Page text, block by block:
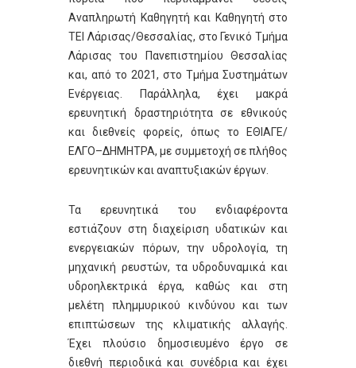
Αναπληρωτή Καθηγητή και Καθηγητή στο
ΤΕΙ Λάρισας/Θεσσαλίας, στο Γενικό Τμήμα
Λάρισας του Πανεπιστημίου Θεσσαλίας
και, από το 2021, στο Τμήμα Συστημάτων
Ενέργειας. Παράλληλα, έχει μακρά
ερευνητική δραστηριότητα σε εθνικούς
και διεθνείς φορείς, όπως το ΕΘΙΑΓΕ/
ΕΛΓΟ–ΔΗΜΗΤΡΑ, με συμμετοχή σε πλήθος
ερευνητικών και αναπτυξιακών έργων.
Τα ερευνητικά του ενδιαφέροντα
εστιάζουν στη διαχείριση υδατικών και
ενεργειακών πόρων, την υδρολογία, τη
μηχανική ρευστών, τα υδροδυναμικά και
υδροηλεκτρικά έργα, καθώς και στη
μελέτη πλημμυρικού κινδύνου και των
επιπτώσεων της κλιματικής αλλαγής.
Έχει πλούσιο δημοσιευμένο έργο σε
διεθνή περιοδικά και συνέδρια και έχει